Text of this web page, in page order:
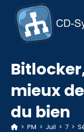
content
mieux
du bien
> PM > Juil > 7 >